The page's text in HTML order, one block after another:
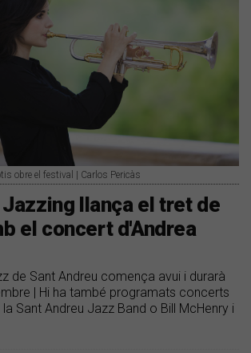
obre el festival | Carlos Pericàs
llança el tret de
el concert d'Andrea
de Sant Andreu comença avui i durarà
| Hi ha també programats concerts
Sant Andreu Jazz Band o Bill McHenry i